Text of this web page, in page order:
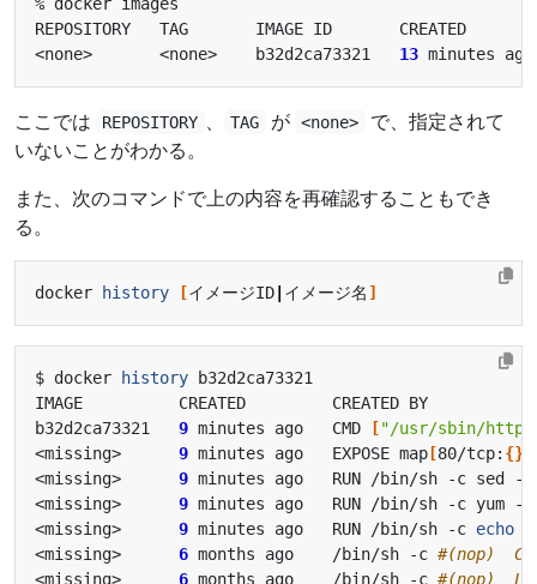
<none>       <none>    b32d2ca73321 13
ここでは REPOSITORY 、 TAG が <none>
で、指定されて
いないことがわかる。
また、次のコマンドで上の内容を再確認することもでき
る。
docker history [イメージID イメージ名 ]
$ docker history
b32d2ca73321 9 minutes ago   CMD ["/usr/sbin/
<missing> 9 minutes ago   EXPOSE map [80/tcp: {}]
<missing> 9 minutes ago   RUN /bin/sh -c sed
<missing> 9 minutes ago   RUN /bin/sh -c
<missing> 9 minutes ago   RUN /bin/sh -c echo
<missing> 6 months ago    /bin/sh -c #(nop)
<missing> 6 months ago    /bin/sh -c #(nop)